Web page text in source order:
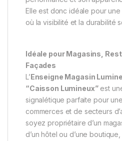
Elle est donc idéale pour une
où la visibilité et la durabilité
Idéale pour Magasins,
Façades
L’Enseigne Magasin
“Caisson Lumineux”est
signalétique parfaite pour
commerces et de secteurs
soyez propriétaire d’un
d’un hôtel ou d’une